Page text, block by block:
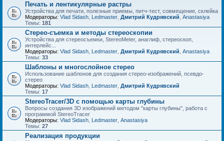
Печать и лентикулярные растры
Устройства для печати, полезные приемы, питч-тест, совмещение, склейка
Модераторы: Vlad Sidash Ledmaster Дмитрий Кудрявский Anastasiya
Темы: 181
Стерео-съемка и методы стереоскопии
Устройства для стереосъемки, StereoMeter, анаглиф, стереоскоп,
интерлейс...
Модераторы: Vlad Sidash Ledmaster Дмитрий Кудрявский Anastasiya
Темы: 33
Шаблоны и многослойное стерео
Использование шаблонов для создания стерео-изображений, псевдо-
стерео
Модераторы: Vlad Sidash Ledmaster Дмитрий Кудрявский
Темы: 17
StereoTracer/3D с помощью карты глубины
Вопросы создания 3D изображений методом "карты глубины", работа с
программой StereoTracer
Модераторы: Vlad Sidash Ledmaster Anastasiya
Темы: 27
Реализация продукции